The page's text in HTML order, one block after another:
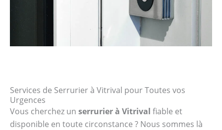
Services de Serrurier à Vitrival pour Toutes vos
Urgences
Vous cherchez un serrurier à Vitrival fiable et
disponible en toute circonstance ? Nous sommes là